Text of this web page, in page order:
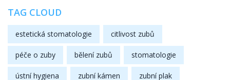
TAG CLOUD
estetická stomatologie citlivost zubů
péče o zuby bělení zubů stomatologie
ústní hygiena zubní kámen zubní plak